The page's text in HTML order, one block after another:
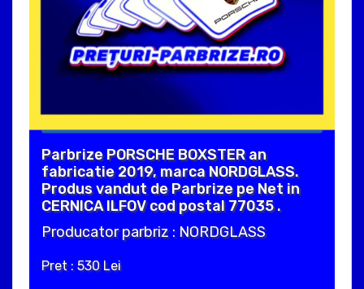
Parbrize PORSCHE BOXSTER an
fabricatie 2019, marca NORDGLASS.
Produs vandut de Parbrize pe Net in
CERNICA ILFOV cod postal 77035 .
Producator parbriz : NORDGLASS
Pret : 530 Lei